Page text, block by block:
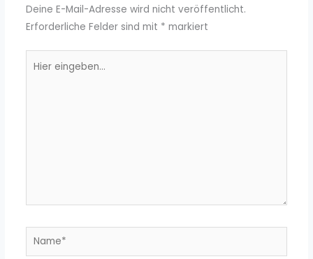
Deine E-Mail-Adresse wird nicht veröffentlicht.
Erforderliche Felder sind mit * markiert
eingeben…
Name*